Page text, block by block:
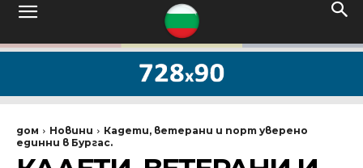
дом Новини
Кадети, ветерани и порт уверено
единни в Бургас.